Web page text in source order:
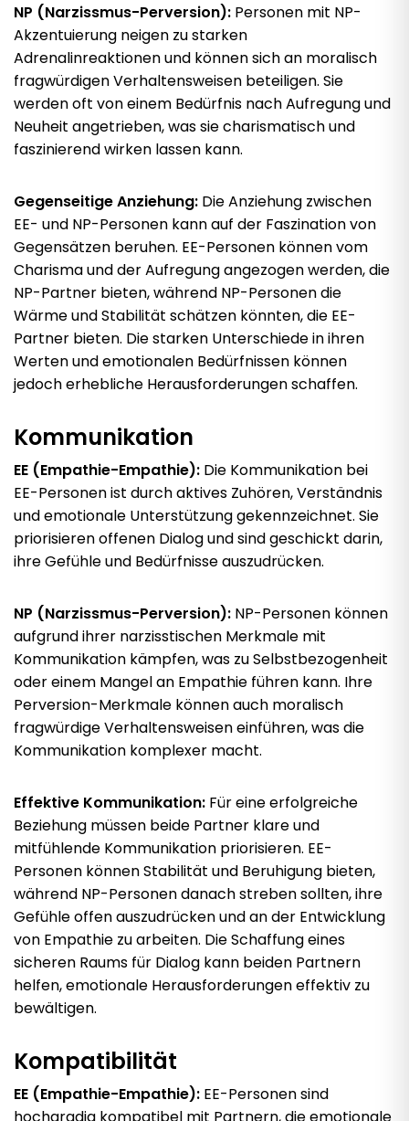
NP (Narzissmus-Perversion): Personen mit NP-
Akzentuierung neigen zu starken
Adrenalinreaktionen und können sich an moralisch
fragwürdigen Verhaltensweisen beteiligen. Sie
werden oft von einem Bedürfnis nach Aufregung und
Neuheit angetrieben, was sie charismatisch und
faszinierend wirken lassen kann.
Gegenseitige Anziehung: Die Anziehung zwischen
EE- und NP-Personen kann auf der Faszination von
Gegensätzen beruhen. EE-Personen können vom
Charisma und der Aufregung angezogen werden, die
NP-Partner bieten, während NP-Personen die
Wärme und Stabilität schätzen könnten, die EE-
Partner bieten. Die starken Unterschiede in ihren
Werten und emotionalen Bedürfnissen können
jedoch erhebliche Herausforderungen schaffen.
Kommunikation
EE (Empathie-Empathie): Die Kommunikation bei
EE-Personen ist durch aktives Zuhören, Verständnis
und emotionale Unterstützung gekennzeichnet. Sie
priorisieren offenen Dialog und sind geschickt darin,
ihre Gefühle und Bedürfnisse auszudrücken.
NP (Narzissmus-Perversion): NP-Personen können
aufgrund ihrer narzisstischen Merkmale mit
Kommunikation kämpfen, was zu Selbstbezogenheit
oder einem Mangel an Empathie führen kann. Ihre
Perversion-Merkmale können auch moralisch
fragwürdige Verhaltensweisen einführen, was die
Kommunikation komplexer macht.
Effektive Kommunikation: Für eine erfolgreiche
Beziehung müssen beide Partner klare und
mitfühlende Kommunikation priorisieren. EE-
Personen können Stabilität und Beruhigung bieten,
während NP-Personen danach streben sollten, ihre
Gefühle offen auszudrücken und an der Entwicklung
von Empathie zu arbeiten. Die Schaffung eines
sicheren Raums für Dialog kann beiden Partnern
helfen, emotionale Herausforderungen effektiv zu
bewältigen.
Kompatibilität
EE (Empathie-Empathie): EE-Personen sind
hochgradig kompatibel mit Partnern, die emotionale